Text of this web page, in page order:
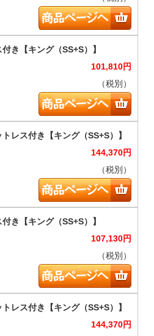
101,810円
（税別）
144,370円
（税別）
107,130円
（税別）
144,370円